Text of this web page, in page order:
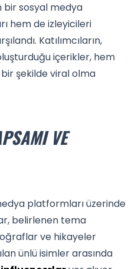
bir sosyal medya
hem de izleyicileri
Katılımcıların,
içerikler, hem
şekilde viral olma
VE
platformları üzerinde
belirlenen tema
ve hikayeler
ünlü isimler arasında